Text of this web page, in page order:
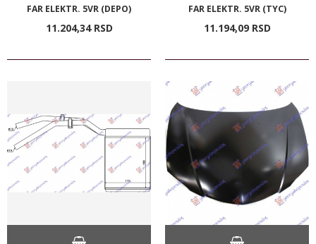
FAR ELEKTR. 5VR (DEPO)
11.204,34 RSD
FAR ELEKTR. 5VR (TYC)
11.194,09 RSD